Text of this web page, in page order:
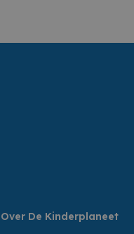
Over De Kinderplaneet